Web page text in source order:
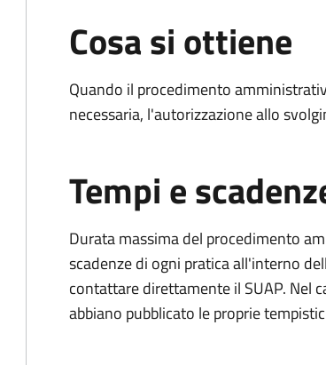
Cosa si ottiene
Quando il procedimento
necessaria, l'autorizzazione allo
Tempi e
Durata massima del procedimento
scadenze di ogni pratica all'interno
contattare direttamente il SUAP. Nel
abbiano pubblicato le proprie